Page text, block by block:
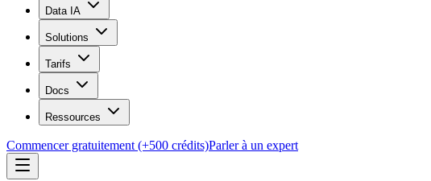
Data IA
Solutions
Tarifs
Docs
Ressources
Commencer gratuitement (+500 crédits)Parler à un expert